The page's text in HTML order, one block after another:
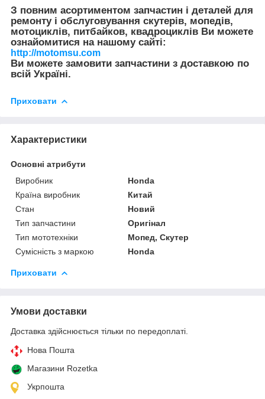
З повним асортиментом запчастин і деталей для
ремонту і обслуговування скутерів, мопедів,
мотоциклів, питбайков, квадроциклів Ви можете
ознайомитися на нашому сайті:
http://motomsu.com
Ви можете замовити запчастини з доставкою по
всій Україні.
Приховати
Характеристики
Основні атрибути
Виробник
Honda
Країна виробник
Китай
Стан
Новий
Тип запчастини
Оригінал
Тип мототехніки
Мопед, Скутер
Сумісність з маркою
Honda
Приховати
Умови доставки
Доставка здійснюється тільки по передоплаті.
Нова Пошта
Магазини Rozetka
Укрпошта